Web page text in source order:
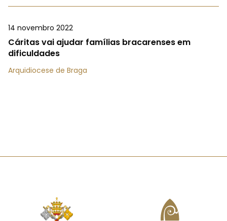
14 novembro 2022
Cáritas vai ajudar famílias bracarenses em
dificuldades
Arquidiocese de Braga